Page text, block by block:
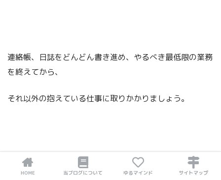
連絡帳、日誌をどんどん書き進め、やるべき最低限の業務
を終えてから、
それ以外の抱えている仕事に取りかかりましょう。
HOME 当ブログについて ゆるマインド サイトマップ